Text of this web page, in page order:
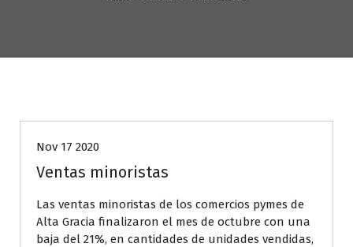
Nov 17 2020
Ventas minoristas
Las ventas minoristas de los comercios pymes de
Alta Gracia finalizaron el mes de octubre con una
baja del 21%, en cantidades de unidades vendidas,